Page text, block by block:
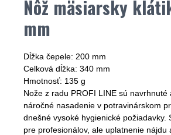
Nôž mäsiarsky
mm
Dĺžka čepele: 200 mm
Celková dĺžka: 340 mm
Hmotnosť: 135 g
Nože z radu PROFI LINE sú
náročné nasadenie v potravinárskom
dnešné vysoké hygienické požiadavky.
pre profesionálov, ale uplatnenie nájdu